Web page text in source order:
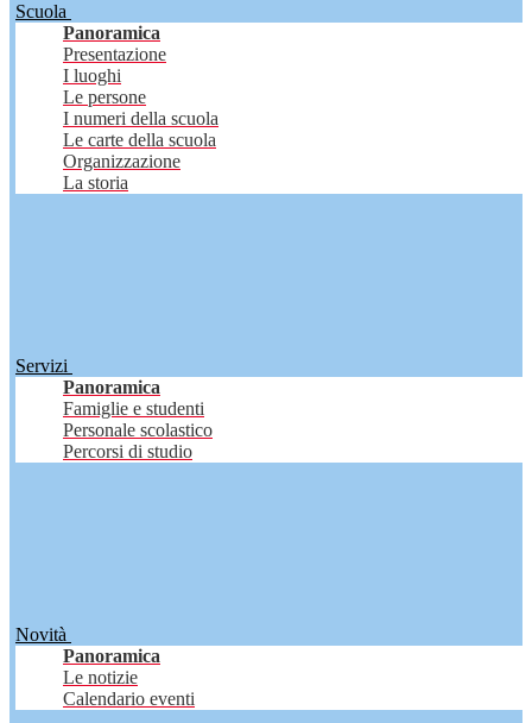
Scuola
Panoramica
Presentazione
I luoghi
Le persone
I numeri della scuola
Le carte della scuola
Organizzazione
La storia
Servizi
Panoramica
Famiglie e studenti
Personale scolastico
Percorsi di studio
Novità
Panoramica
Le notizie
Calendario eventi